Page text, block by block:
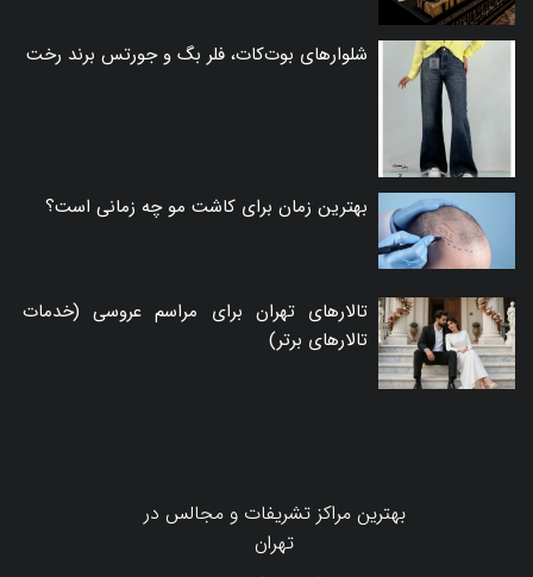
شلوارهای بوت‌کات، فلر بگ و جورتس برند رخت
بهترین زمان برای کاشت مو چه زمانی است؟
تالارهای تهران برای مراسم عروسی (خدمات
تالارهای برتر)
بهترین مراکز تشریفات و مجالس در
تهران